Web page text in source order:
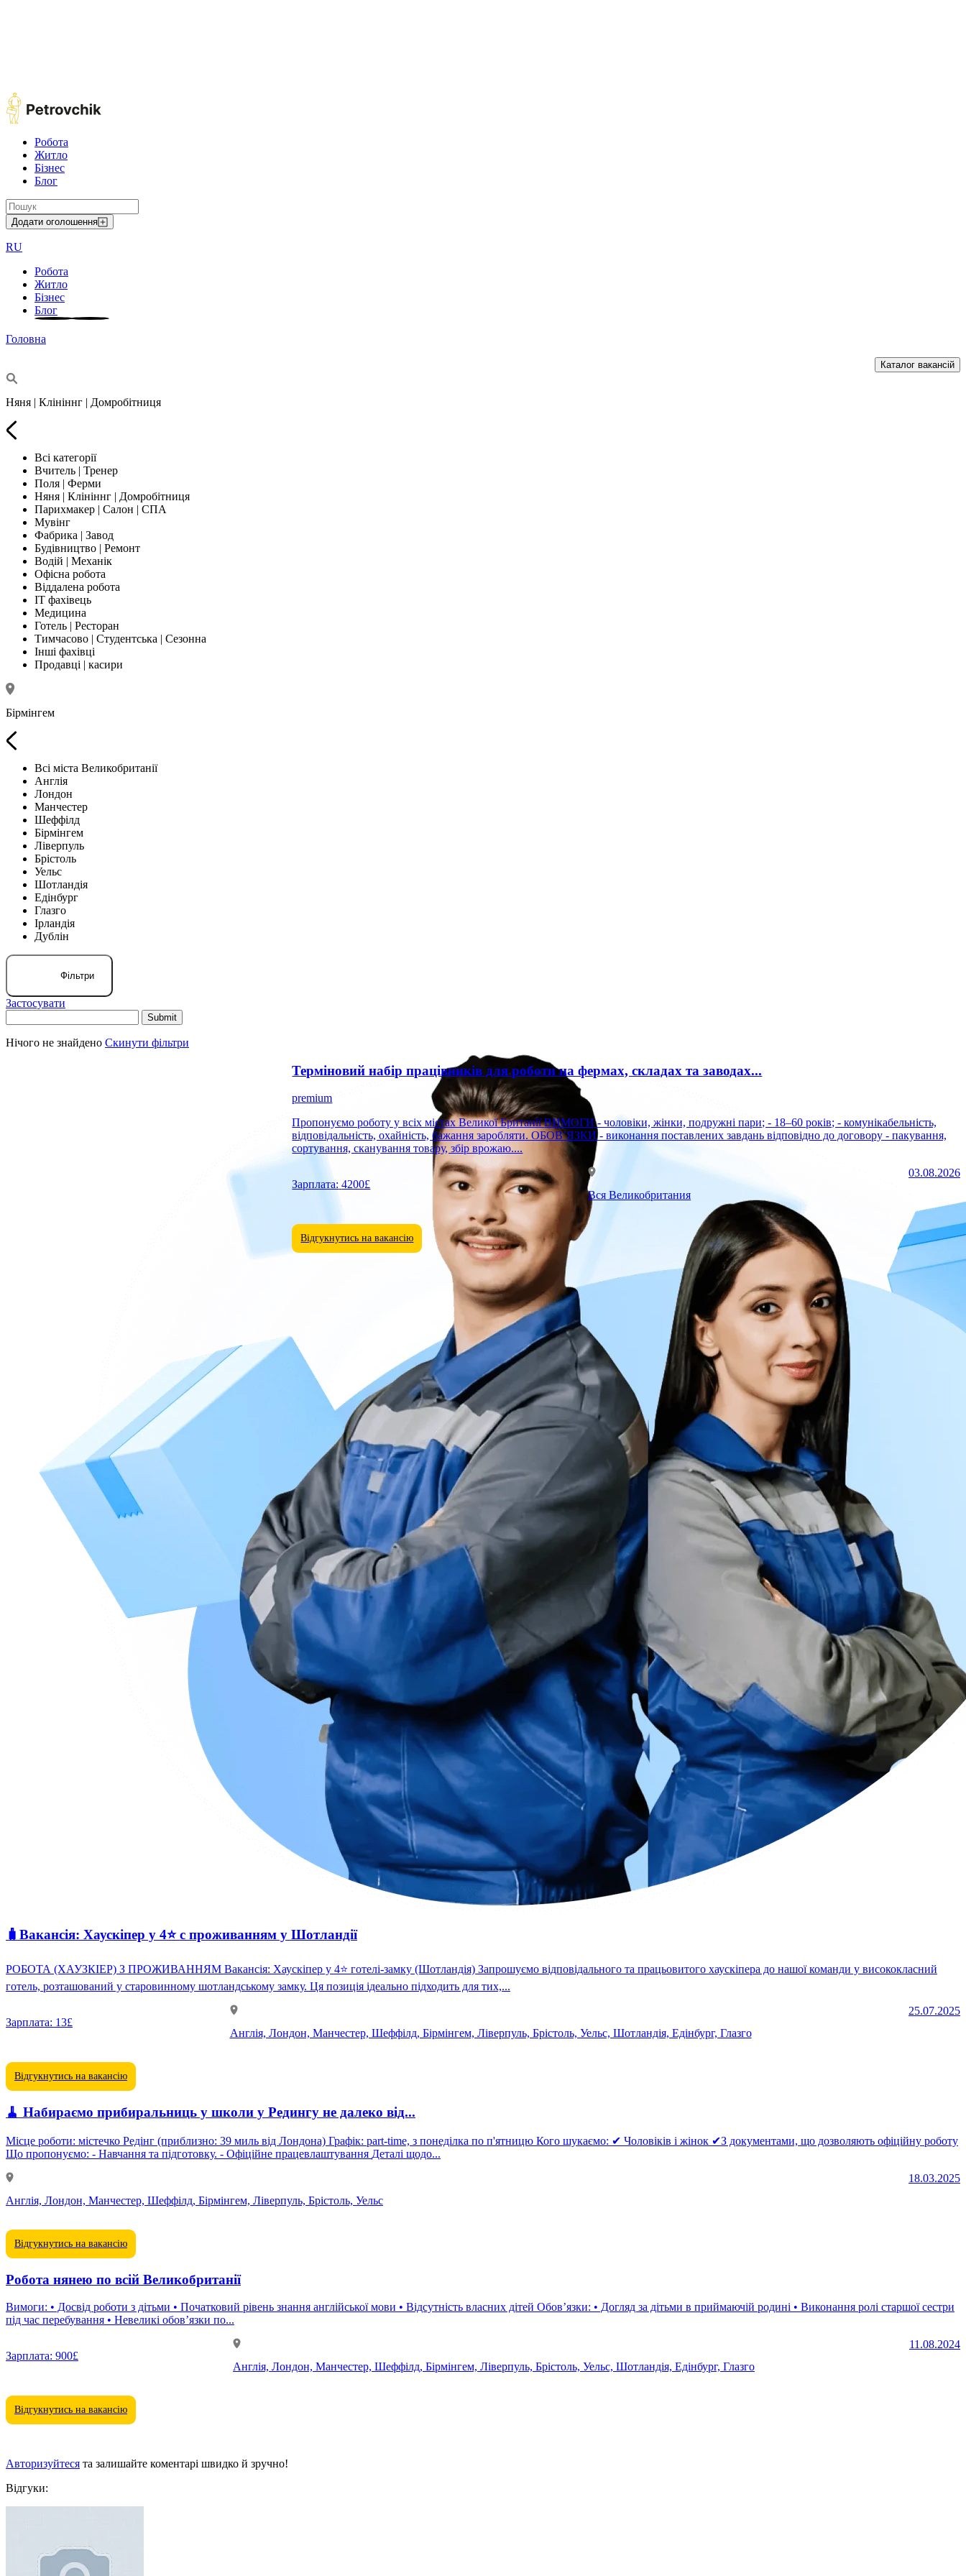
Робота
Житло
Бізнес
Блог
Додати оголошення
RU
Робота
Житло
Бізнес
Блог
Головна
Каталог вакансій
Няня | Клініннг | Домробітниця
Всі категорії
Вчитель | Тренер
Поля | Ферми
Няня | Клініннг | Домробітниця
Парихмакер | Салон | СПА
Мувінг
Фабрика | Завод
Будівництво | Ремонт
Водій | Механік
Офісна робота
Віддалена робота
IT фахівець
Медицина
Готель | Ресторан
Тимчасово | Студентська | Сезонна
Інші фахівці
Продавці | касири
Бірмінгем
Всі міста Великобританії
Англія
Лондон
Манчестер
Шеффілд
Бірмінгем
Ліверпуль
Брістоль
Уельс
Шотландія
Едінбург
Глазго
Ірландія
Дублін
Фільтри
Застосувати
Нічого не знайдено Скинути фільтри
Терміновий набір працівників для роботи на фермах, складах та заводах...
premium
Пропонуємо роботу у всіх містах Великої Британії ВИМОГИ - чоловіки, жінки, подружні пари; - 18–60 років; - комунікабельність,
відповідальність, охайність, бажання заробляти. ОБОВ’ЯЗКИ - виконання поставлених завдань відповідно до договору - пакування,
сортування, сканування товару, збір врожаю....
Зарплата: 4200£
Вся Великобритания
03.08.2026
Відгукнутись на вакансію
🧳Вакансія: Хаускіпер у 4⭐️ c проживанням у Шотландії
РОБОТА (ХАУЗКІЕР) З ПРОЖИВАННЯМ Вакансія: Хаускіпер у 4⭐️ готелі-замку (Шотландія) Запрошуємо відповідального та працьовитого хаускіпера до нашої команди у висококласний
готель, розташований у старовинному шотландському замку. Ця позиція ідеально підходить для тих,...
Зарплата: 13£
Англія, Лондон, Манчестер, Шеффілд, Бірмінгем, Ліверпуль, Брістоль, Уельс, Шотландія, Едінбург, Глазго
25.07.2025
Відгукнутись на вакансію
🧹 Набираємо прибиральниць у школи у Редингу не далеко від...
Місце роботи: містечко Редінг (приблизно: 39 миль від Лондона) Графік: part-time, з понеділка по п'ятницю Кого шукаємо: ✔ Чоловіків і жінок ✔З документами, що дозволяють офіційну роботу
Що пропонуємо: - Навчання та підготовку. - Офіційне працевлаштування Деталі щодо...
Англія, Лондон, Манчестер, Шеффілд, Бірмінгем, Ліверпуль, Брістоль, Уельс
18.03.2025
Відгукнутись на вакансію
Робота нянею по всій Великобританії
Вимоги: • Досвід роботи з дітьми • Початковий рівень знання англійської мови • Відсутність власних дітей Обов’язки: • Догляд за дітьми в приймаючій родині • Виконання ролі старшої сестри
під час перебування • Невеликі обов’язки по...
Зарплата: 900£
Англія, Лондон, Манчестер, Шеффілд, Бірмінгем, Ліверпуль, Брістоль, Уельс, Шотландія, Едінбург, Глазго
11.08.2024
Відгукнутись на вакансію
Авторизуйтеся та залишайте коментарі швидко й зручно!
Відгуки: